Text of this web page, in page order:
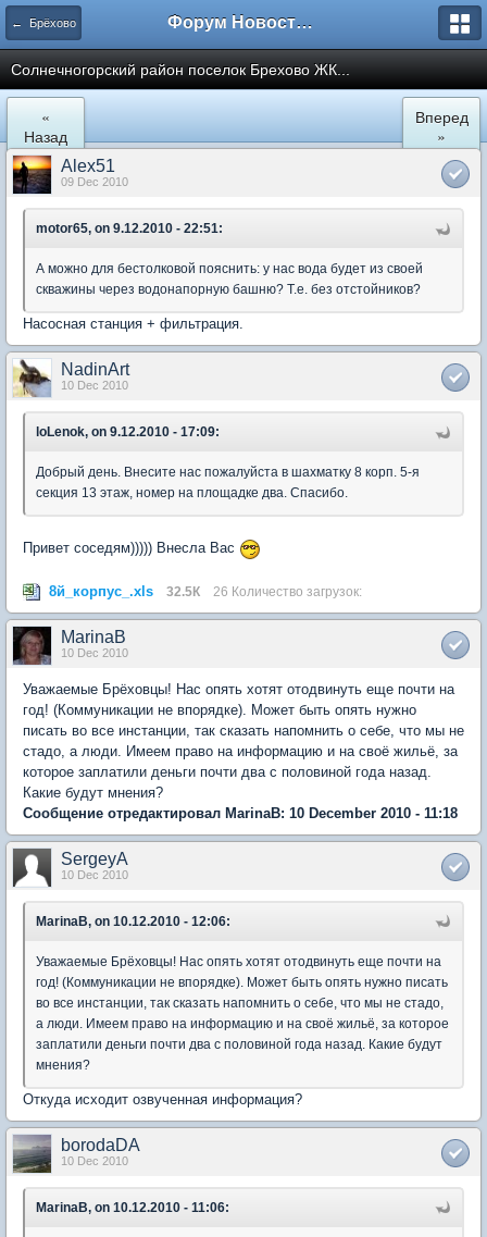
← Брёхово Форум Новостройки
Cолнечногорский район поселок Брехово ЖК...
«
Назад
Вперед
»
Alex51
09 Dec 2010
motor65, on 9.12.2010 - 22:51:
А можно для бестолковой пояснить: у нас вода будет из своей
скважины через водонапорную башню? Т.е. без отстойников?
Насосная станция + фильтрация.
NadinArt
10 Dec 2010
loLenok, on 9.12.2010 - 17:09:
Добрый день. Внесите нас пожалуйста в шахматку 8 корп. 5-я
секция 13 этаж, номер на площадке два. Спасибо.
Привет соседям))))) Внесла Вас
8й_корпус_.xls 32.5К 26 Количество загрузок:
MarinaB
10 Dec 2010
Уважаемые Брёховцы! Нас опять хотят отодвинуть еще почти на
год! (Коммуникации не впорядке). Может быть опять нужно
писать во все инстанции, так сказать напомнить о себе, что мы не
стадо, а люди. Имеем право на информацию и на своё жильё, за
которое заплатили деньги почти два с половиной года назад.
Какие будут мнения?
Сообщение отредактировал MarinaB: 10 December 2010 - 11:18
SergeyA
10 Dec 2010
MarinaB, on 10.12.2010 - 12:06:
Уважаемые Брёховцы! Нас опять хотят отодвинуть еще почти на
год! (Коммуникации не впорядке). Может быть опять нужно писать
во все инстанции, так сказать напомнить о себе, что мы не стадо,
а люди. Имеем право на информацию и на своё жильё, за которое
заплатили деньги почти два с половиной года назад. Какие будут
мнения?
Откуда исходит озвученная информация?
borodaDA
10 Dec 2010
MarinaB, on 10.12.2010 - 11:06: